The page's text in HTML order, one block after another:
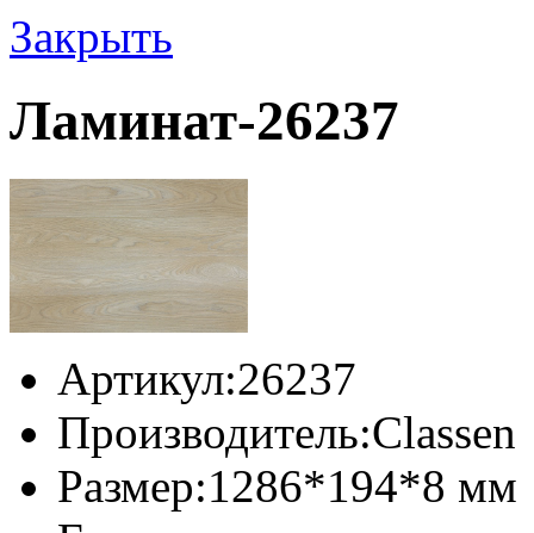
Закрыть
Ламинат-26237
Артикул:26237
Производитель:Classen
Размер:1286*194*8 мм